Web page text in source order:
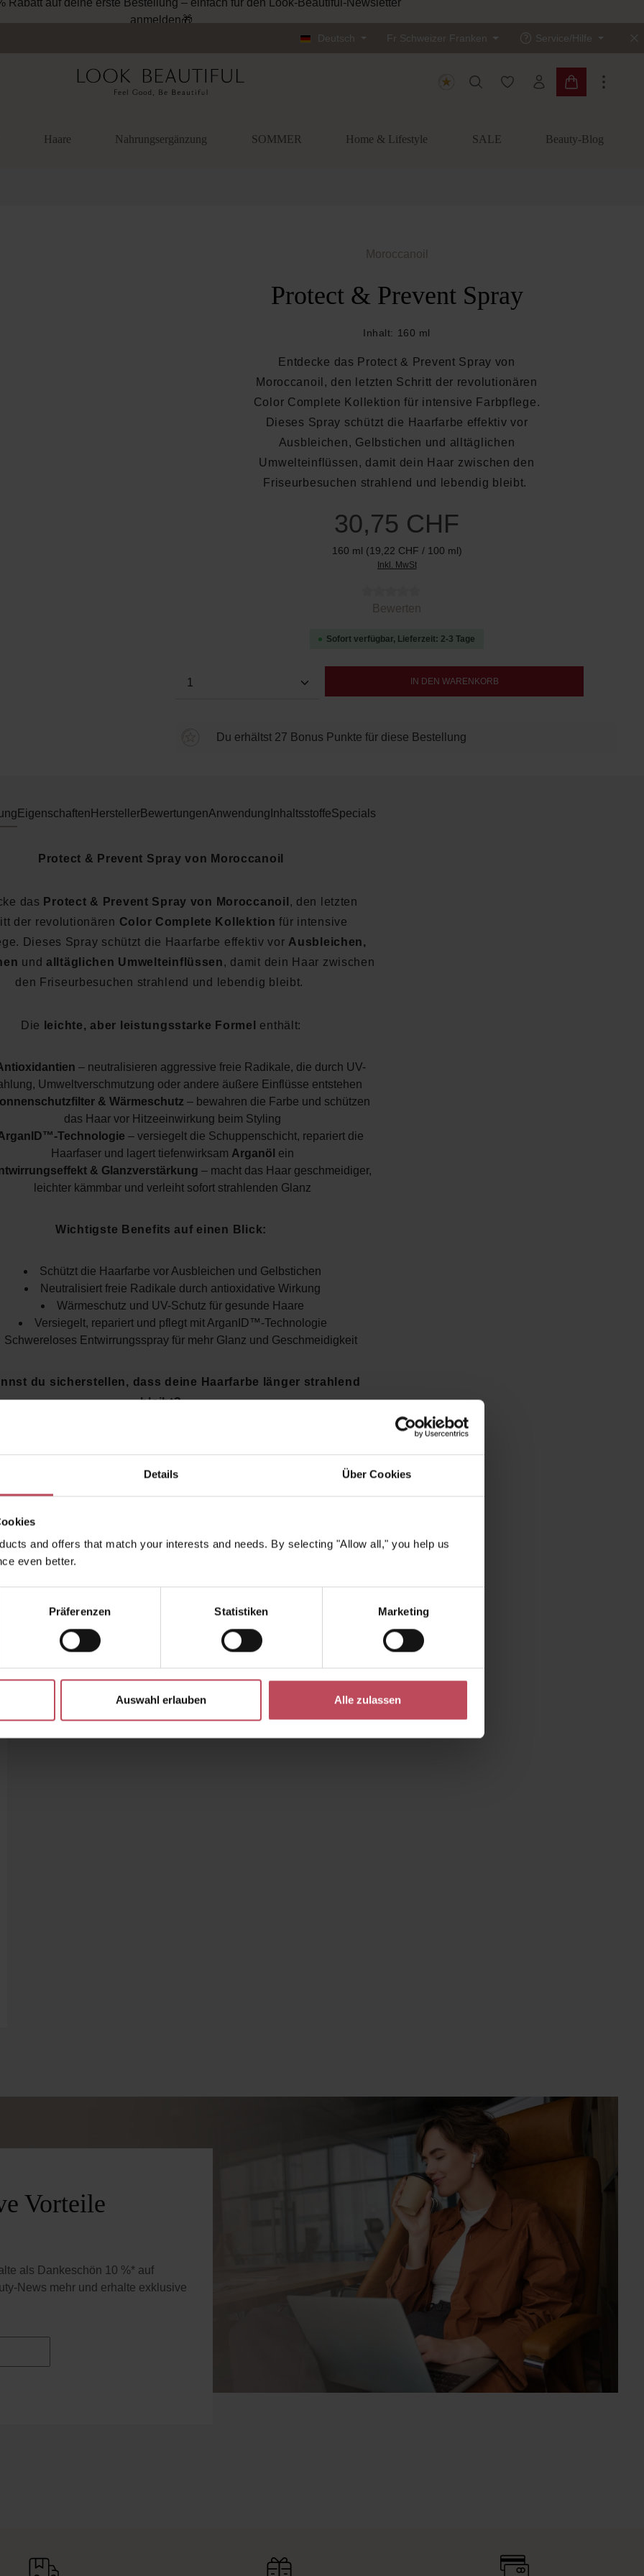
Details Über Cookies
and offers that match your interests and needs. By selecting "Allow all," you help us
even better.
Präferenzen Statistiken Marketing
Auswahl erlauben Alle zulassen
Rabatt auf deine erste Bestellung – einfach für den Look-Beautiful-Newsletter
anmelden🎁
Deutsch Fr Schweizer Franken Service/Hilfe
Du hast 0 Produkte auf
Warenkorb
Haare Nahrungsergänzung SOMMER Home & Lifestyle SALE Beauty-Blog
Moroccanoil
Protect & Prevent Spray
Inhalt: 160 ml
Entdecke das Protect & Prevent Spray von
Moroccanoil, den letzten Schritt der revolutionären
Color Complete Kollektion für intensive Farbpflege.
Dieses Spray schützt die Haarfarbe effektiv vor
Ausbleichen, Gelbstichen und alltäglichen
Umwelteinflüssen, damit dein Haar zwischen den
Friseurbesuchen strahlend und lebendig bleibt.
30,75 CHF
160 ml (19,22 CHF / 100 ml)
Inkl. MwSt
Durchschnittliche Bewertung von 0 von 5 Sternen
Bewerten
Sofort verfügbar, Lieferzeit: 2-3 Tage
Produkt Anzahl: Gib den gewünschten Wert ein oder
IN DEN WARENKORB
Du erhältst 27 Bonus Punkte für diese Bestellung
Eigenschaften HerstellerBewertungenAnwendung InhaltsstoffeSpecials
Protect & Prevent Spray von Moroccanoil
das Protect & Prevent Spray von Moroccanoil , den letzten
der revolutionären Color Complete Kollektion für intensive
Dieses Spray schützt die Haarfarbe effektiv vor Ausbleichen,
und alltäglichen Umwelteinflüssen, damit dein Haar zwischen
den Friseurbesuchen strahlend und lebendig bleibt.
Die leichte, aber leistungsstarke Formel enthält:
– neutralisieren aggressive freie Radikale, die durch UV-
Umweltverschmutzung oder andere äußere Einflüsse entstehen
& Wärmeschutz – bewahren die Farbe und schützen
das Haar vor Hitzeeinwirkung beim Styling
Technologie – versiegelt die Schuppenschicht, repariert die
Haarfaser und lagert tiefenwirksam Arganöl ein
& Glanzverstärkung – macht das Haar geschmeidiger,
leichter kämmbar und verleiht sofort strahlenden Glanz
Wichtigste Benefits auf einen Blick:
Schützt die Haarfarbe vor Ausbleichen und Gelbstichen
Neutralisiert freie Radikale durch antioxidative Wirkung
Wärmeschutz und UV-Schutz für gesunde Haare
Versiegelt, repariert und pflegt mit ArganID™-Technologie
Schwereloses Entwirrungsspray für mehr Glanz und Geschmeidigkeit
du sicherstellen, dass deine Haarfarbe länger strahlend
bleibt?
Ergänzung zu deinem Color Complete-Programm und das ideale
Wert ein oder benutze die Schaltflächen um die Anzahl zu erhöhen oder zu
von 5 von 5 Sternen
den gewünschten Wert ein oder benutze die Schaltflächen um die Anzahl zu
Vorteile
als Dankeschön 10 %* auf
News mehr und erhalte exklusive